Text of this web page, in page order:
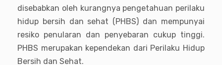
disebabkan oleh kurangnya pengetahuan perilaku
hidup bersih dan sehat (PHBS) dan mempunyai
resiko penularan dan penyebaran cukup tinggi.
PHBS merupakan kependekan dari Perilaku Hidup
Bersih dan Sehat.